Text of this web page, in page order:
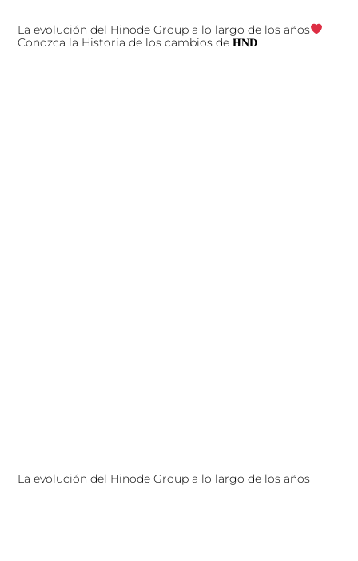
La evolución del Hinode Group a lo largo de los años
Conozca la Historia de los cambios de 𝐇𝐍𝐃
La evolución del Hinode Group a lo largo de los años